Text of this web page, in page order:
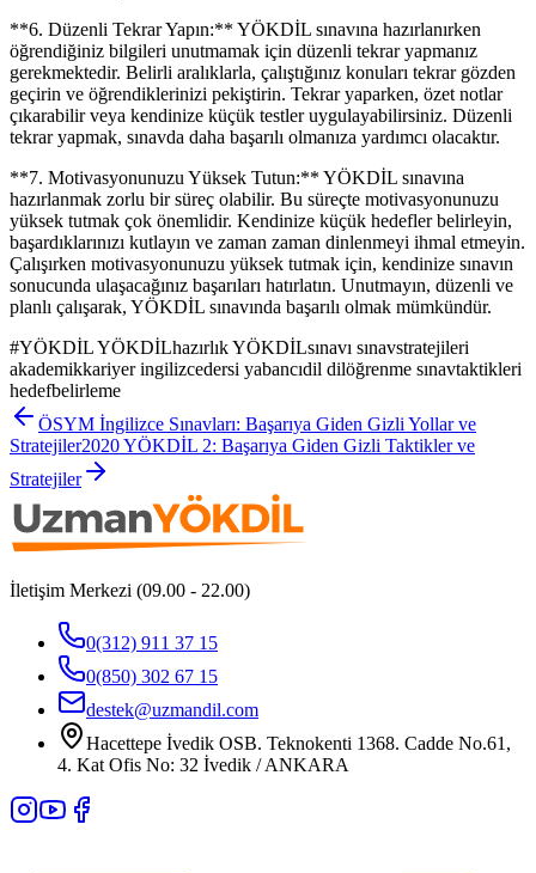
**6. Düzenli Tekrar Yapın:** YÖKDİL sınavına hazırlanırken
öğrendiğiniz bilgileri unutmamak için düzenli tekrar yapmanız
gerekmektedir. Belirli aralıklarla, çalıştığınız konuları tekrar gözden
geçirin ve öğrendiklerinizi pekiştirin. Tekrar yaparken, özet notlar
çıkarabilir veya kendinize küçük testler uygulayabilirsiniz. Düzenli
tekrar yapmak, sınavda daha başarılı olmanıza yardımcı olacaktır.
**7. Motivasyonunuzu Yüksek Tutun:** YÖKDİL sınavına
hazırlanmak zorlu bir süreç olabilir. Bu süreçte motivasyonunuzu
yüksek tutmak çok önemlidir. Kendinize küçük hedefler belirleyin,
başardıklarınızı kutlayın ve zaman zaman dinlenmeyi ihmal etmeyin.
Çalışırken motivasyonunuzu yüksek tutmak için, kendinize sınavın
sonucunda ulaşacağınız başarıları hatırlatın. Unutmayın, düzenli ve
planlı çalışarak, YÖKDİL sınavında başarılı olmak mümkündür.
#YÖKDİL YÖKDİLhazırlık YÖKDİLsınavı sınavstratejileri
akademikkariyer ingilizcedersi yabancıdil dilöğrenme sınavtaktikleri
hedefbelirleme
ÖSYM İngilizce Sınavları: Başarıya Giden Gizli Yollar ve
Stratejiler2020 YÖKDİL 2: Başarıya Giden Gizli Taktikler ve
Stratejiler
İletişim Merkezi (09.00 - 22.00)
0(312) 911 37 15
0(850) 302 67 15
destek@uzmandil.com
Hacettepe İvedik OSB. Teknokenti 1368. Cadde No.61,
4. Kat Ofis No: 32 İvedik / ANKARA